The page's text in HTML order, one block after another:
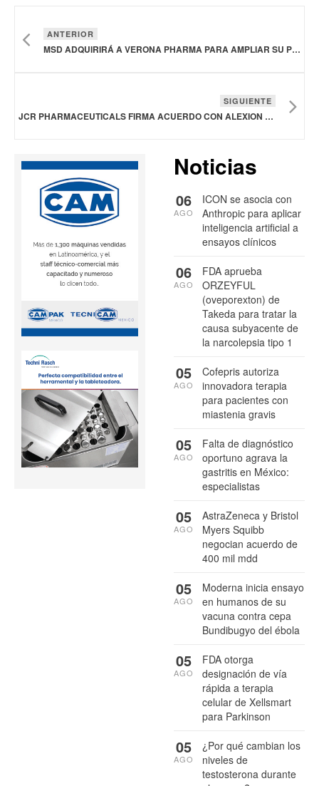
ANTERIOR
MSD ADQUIRIRÁ A VERONA PHARMA PARA AMPLIAR SU PORTAFOLIO DE TRATAMIENTOS PARA ENFERMEDADES CARDIOPULMONARES
SIGUIENTE
JCR PHARMACEUTICALS FIRMA ACUERDO CON ALEXION PARA AVANZAR EN TERAPIAS GÉNICAS
Noticias
ICON se asocia con
Anthropic para aplicar
inteligencia artificial a
ensayos clínicos
06
AGO
FDA aprueba
ORZEYFUL
(oveporexton) de
Takeda para tratar la
causa subyacente de
la narcolepsia tipo 1
06
AGO
Cofepris autoriza
innovadora terapia
para pacientes con
miastenia gravis
05
AGO
Falta de diagnóstico
oportuno agrava la
gastritis en México:
especialistas
05
AGO
AstraZeneca y Bristol
Myers Squibb
negocian acuerdo de
400 mil mdd
05
AGO
Moderna inicia ensayo
en humanos de su
vacuna contra cepa
Bundibugyo del ébola
05
AGO
FDA otorga
designación de vía
rápida a terapia
celular de Xellsmart
para Parkinson
05
AGO
¿Por qué cambian los
niveles de
testosterona durante
05
AGO